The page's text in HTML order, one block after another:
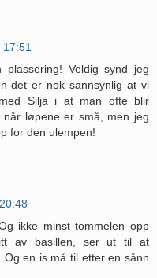
Veldig synd jeg
det er nok sannsynlig at vi
Silja i at man ofte blir
løpene er små, men jeg
for den ulempen!
ikke minst tommelen opp
av basillen, ser ut til at
en is må til etter en sånn